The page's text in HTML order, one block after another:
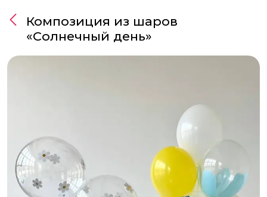
Композиция из шаров
«Солнечный день»